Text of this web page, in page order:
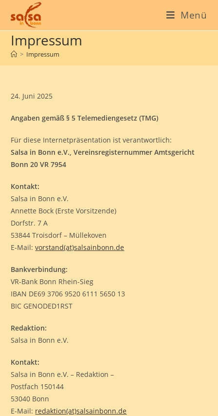
Menü
Impressum
> Impressum
24. Juni 2025
Angaben gemäß § 5 Telemediengesetz (TMG)
Für diese Internetpräsentation ist verantwortlich:
Salsa in Bonn e.V., Vereinsregisternummer Amtsgericht
Bonn 20 VR 7954
Kontakt:
Salsa in Bonn e.V.
Annette Bock (Erste Vorsitzende)
Dorfstr. 7 A
53844 Troisdorf – Müllekoven
E-Mail:vorstand(at)salsainbonn.de
Bankverbindung:
VR-Bank Bonn Rhein-Sieg
IBAN DE69 3706 9520 6111 5650 13
BIC GENODED1RST
Redaktion:
Salsa in Bonn e.V.
Kontakt:
Salsa in Bonn e.V. – Redaktion –
Postfach 150144
53040 Bonn
E-Mail: redaktion(at)salsainbonn.de